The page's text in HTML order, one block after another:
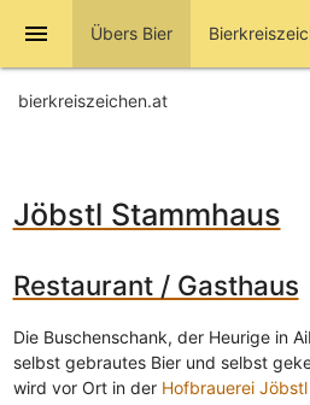
menu Übers Bier
bierkreiszeichen.at
Jöbstl Stammhaus
Restaurant / Gasthaus
Die Buschenschank, der Heurige in
selbst gebrautes Bier und selbst
wird vor Ort in der Hofbrauerei